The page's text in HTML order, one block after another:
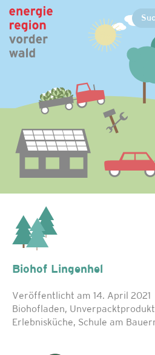
Biohof Lingenhel
Veröffentlicht am 14. April 2021
Biohofladen,
Erlebnisküche, Schule am